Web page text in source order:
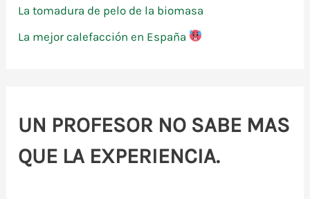
La tomadura de pelo de la biomasa
La mejor calefacción en España
UN PROFESOR NO SABE MAS
QUE LA EXPERIENCIA.